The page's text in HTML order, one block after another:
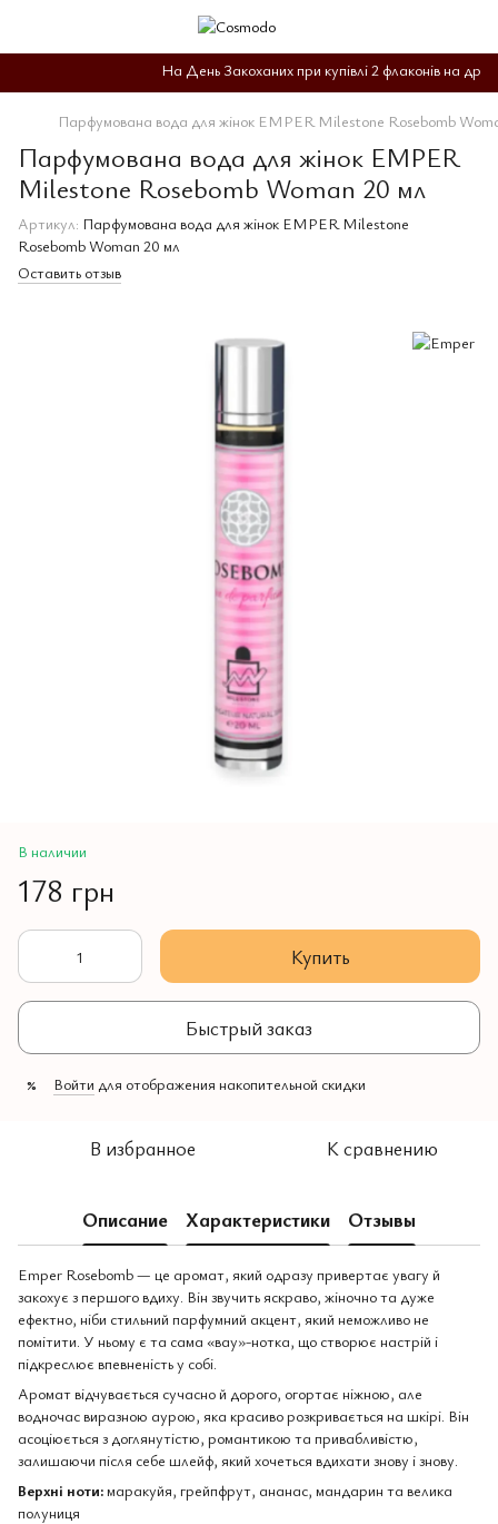
На День Закоханих при купівлі 2 флаконів на
Парфумована вода для жінок EMPER Milestone Rosebomb
Парфумована вода для жінок EMPER
Milestone Rosebomb Woman 20 мл
Артикул: Парфумована вода для жінок EMPER Milestone
Rosebomb Woman 20 мл
Оставить отзыв
В наличии
178 грн
Купить
Быстрый заказ
% Войти для отображения накопительной скидки
В избранное К сравнению
Описание Характеристики Отзывы
Emper Rosebomb — це аромат, який одразу привертає увагу й
закохує з першого вдиху. Він звучить яскраво, жіночно та дуже
ефектно, ніби стильний парфумний акцент, який неможливо не
помітити. У ньому є та сама «вау»-нотка, що створює настрій і
підкреслює впевненість у собі.
Аромат відчувається сучасно й дорого, огортає ніжною, але
водночас виразною аурою, яка красиво розкривається на шкірі. Він
асоціюється з доглянутістю, романтикою та привабливістю,
залишаючи після себе шлейф, який хочеться вдихати знову і знову.
Верхні ноти: маракуйя, грейпфрут, ананас, мандарин та велика
полуниця